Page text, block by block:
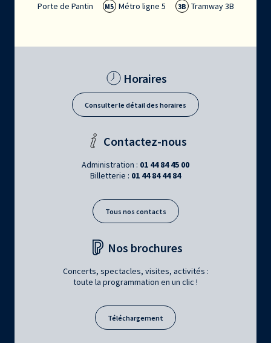
Porte de Pantin M5 Métro ligne 5 3B Tramway 3B
Horaires
Consulter le détail des horaires
Contactez-nous
Administration : 01 44 84 45 00
Billetterie : 01 44 84 44 84
Tous nos contacts
Nos brochures
Concerts, spectacles, visites, activités :
toute la programmation en un clic !
Téléchargement